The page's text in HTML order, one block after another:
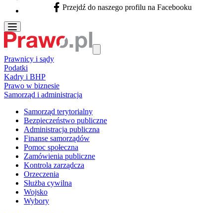
Facebook - otwiera się w nowej karcie
Przejdź do naszego profilu na Facebooku
Prawnicy i sądy
Podatki
Kadry i BHP
Prawo w biznesie
Samorząd i administracja
Samorząd terytorialny
Bezpieczeństwo publiczne
Administracja publiczna
Finanse samorządów
Pomoc społeczna
Zamówienia publiczne
Kontrola zarządcza
Orzeczenia
Służba cywilna
Wojsko
Wybory